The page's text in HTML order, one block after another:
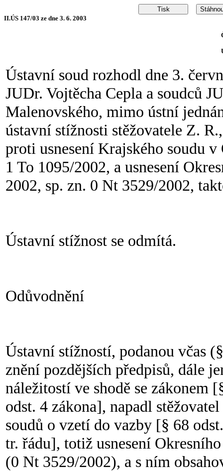
II.ÚS 147/03 ze dne 3. 6. 2003
Ústavní soud rozhodl dne 3.
JUDr. Vojtěcha Cepla a soudců
Malenovského, mimo ústní
ústavní stížnosti stěžovatele Z.
proti usnesení Krajského soudu v
1 To 1095/2002, a usnesení
2002, sp. zn. 0 Nt 3529/2002,
Ústavní stížnost se odmítá.
Odůvodnění
Ústavní stížností, podanou včas
znění pozdějších předpisů, dále
náležitostí ve shodě se zákonem
odst. 4 zákona], napadl
soudů o vzetí do vazby [§ 68
tr. řádu], totiž usnesení
(0 Nt 3529/2002), a s ním